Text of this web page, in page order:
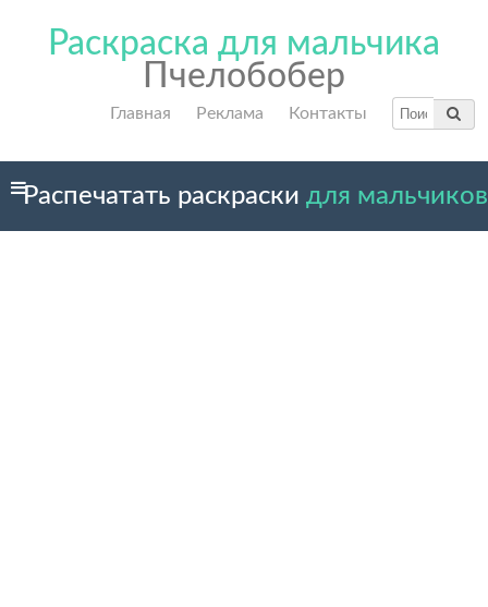
Раскраска для мальчика
Пчелобобер
Главная Реклама Контакты
Распечатать раскраски для мальчиков